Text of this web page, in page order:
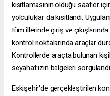
kısıtlamasının olduğu saatler
yolculuklar da kısıtlandı.
tüm illerinde giriş ve
kontrol noktalarında araçlar
Kontrollerde araçta bulunan
seyahat izin belgeleri
Eskişehir'de gerçekleştirilen